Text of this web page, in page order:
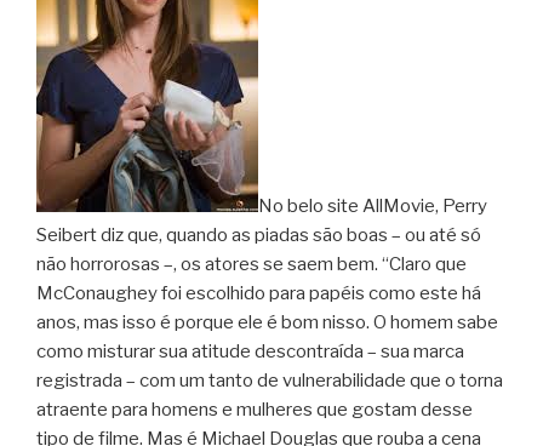
No belo site AllMovie, Perry
Seibert diz que, quando as piadas são boas – ou até só
não horrorosas –, os atores se saem bem. “Claro que
McConaughey foi escolhido para papéis como este há
anos, mas isso é porque ele é bom nisso. O homem sabe
como misturar sua atitude descontraída – sua marca
registrada – com um tanto de vulnerabilidade que o torna
atraente para homens e mulheres que gostam desse
tipo de filme. Mas é Michael Douglas que rouba a cena